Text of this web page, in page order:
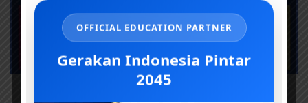
OFFICIAL EDUCATION PARTNER
Gerakan Indonesia Pintar
2045